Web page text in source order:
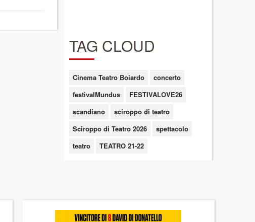
TAG CLOUD
Cinema Teatro Boiardo
concerto
festivalMundus
FESTIVALOVE26
scandiano
sciroppo di teatro
Sciroppo di Teatro 2026
spettacolo
teatro
TEATRO 21-22